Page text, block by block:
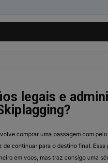
legais e
comprar uma passagem com
continuar para o destino final.
em voos, mas traz consigo uma